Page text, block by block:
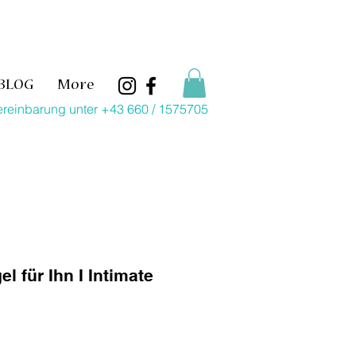
More
unter +43 660 / 1575705
für Ihn I Intimate